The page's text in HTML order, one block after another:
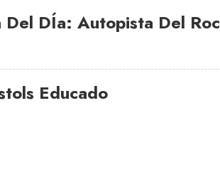
Del DÍa: Autopista Del
Educado